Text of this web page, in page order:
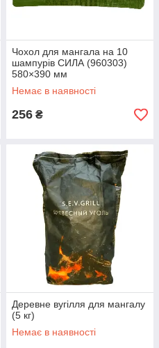
Чохол для мангала на 10
шампурів СИЛА (960303)
580×390 мм
Немає в наявності
256 ₴
Деревне вугілля для мангалу
(5 кг)
Немає в наявності